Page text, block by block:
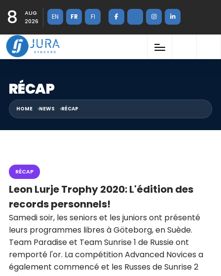
8
AUG
2026
EN FR FI
RÉCAP
HOME NEWS RÉCAP
RÉCAP
Leon Lurje Trophy 2020: L'édition des
records personnels!
Samedi soir, les seniors et les juniors ont présenté
leurs programmes libres à Göteborg, en Suède.
Team Paradise et Team Sunrise 1 de Russie ont
remporté l'or. La compétition Advanced Novices a
également commencé et les Russes de Sunrise 2